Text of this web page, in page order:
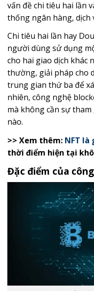
vấn đề chi tiêu hai lần
thống ngân hàng, dịch
Chi tiêu hai lần hay
người dùng sử dụng
cho hai giao dịch khác
thường, giải pháp cho
trung gian thứ ba để
nhiên, công nghệ
mà không cần sự
nào.
>> Xem thêm: NFT là
thời điểm hiện tại
Đặc điểm của